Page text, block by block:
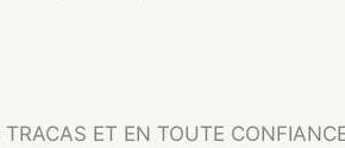
ET EN TOUTE